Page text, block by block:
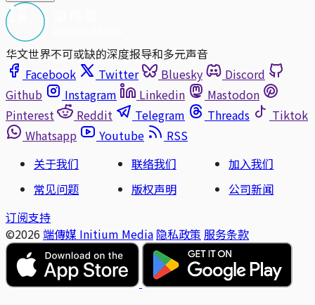
华文世界不可或缺的深度报导和多元声音
Facebook
Twitter Bluesky
Discord
Github
Instagram Linkedin
Mastodon
Pinterest
Reddit Telegram Threads
Tiktok
Whatsapp
Youtube
RSS
关于我们
联络我们
加入我们
常见问题
版权声明
公司新闻
订阅支持
©2026 端傳媒 Initium Media 隐私政策 服务条款